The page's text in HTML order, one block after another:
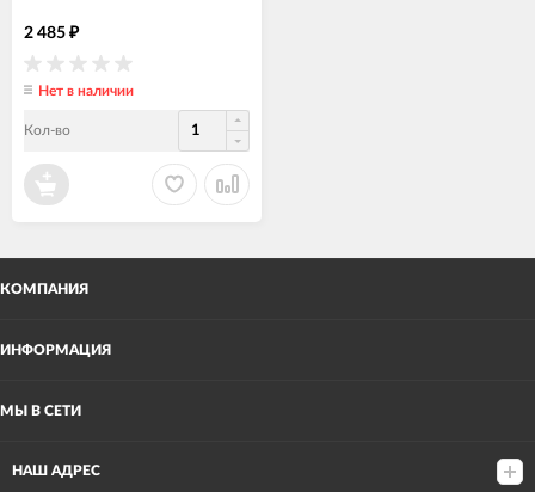
2 485 ₽
Нет в наличии
Кол-во
КОМПАНИЯ
ИНФОРМАЦИЯ
МЫ В СЕТИ
НАШ АДРЕС